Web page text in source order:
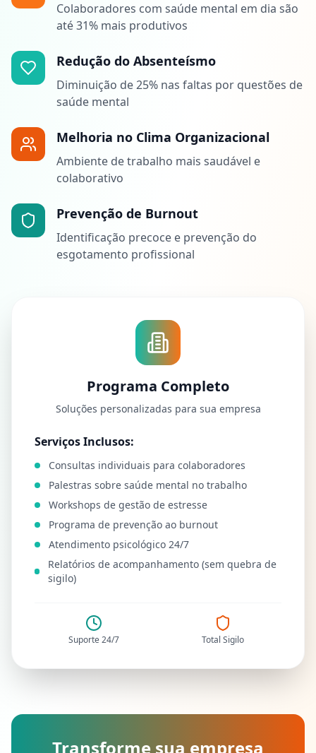
Colaboradores com saúde mental em dia são
até 31% mais produtivos
Redução do Absenteísmo
Diminuição de 25% nas faltas por questões de
saúde mental
Melhoria no Clima Organizacional
Ambiente de trabalho mais saudável e
colaborativo
Prevenção de Burnout
Identificação precoce e prevenção do
esgotamento profissional
Programa Completo
Soluções personalizadas para sua empresa
Serviços Inclusos:
Consultas individuais para colaboradores
Palestras sobre saúde mental no trabalho
Workshops de gestão de estresse
Programa de prevenção ao burnout
Atendimento psicológico 24/7
Relatórios de acompanhamento (sem quebra de
sigilo)
Suporte 24/7 Total Sigilo
Transforme sua empresa